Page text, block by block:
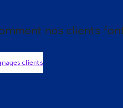
nos clients
clients